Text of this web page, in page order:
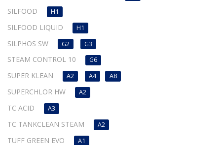
SILFOOD H1
SILFOOD LIQUID H1
SILPHOS SW G2 G3
STEAM CONTROL 10 G6
SUPER KLEAN A2 A4 A8
SUPERCHLOR HW A2
TC ACID A3
TC TANKCLEAN STEAM A2
TUFF GREEN EVO A1